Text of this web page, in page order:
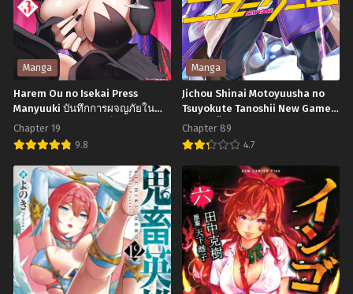
Chapter 106
มีนาคม 15, 2025
Chapter 105
มีนาคม 15, 2025
Chapter 104
มีนาคม 15, 2025
Chapter 103
มีนาคม 15, 2025
Chapter 102
มีนาคม 15, 2025
Chapter 101
มีนาคม 15, 2025
มีนาคม 15, 2025 มีนาคม 15, 2025
Chapter 98
มีนาคม 15, 2025
Chapter 97
มีนาคม 15, 2025
Chapter 96
มีนาคม 15, 2025
Chapter 95
มีนาคม 15, 2025
Manga
Harem Ou no Isekai Press
Manyuuki บันทึกการผจญภัยใน
ต่างโลกของราชาฮาเร็มยอดนัก
ตอก
Chapter 19
9.8
Harem
Ou
no
Isekai
Press
Manyuuki
Manga
Jichou Shinai Motoyuusha no
Tsuyokute Tanoshii New Game
ไม่อดกลั้นอีกต่อไปแล้วโว้ย! อดีตผู้
กล้าสุดแกร่งจะขอสนุกไปกับการ
เริ่มต้นเกมส์ใหม่
Chapter 89
4.7
Jichou
Shinai
Motoyuusha
no
Tsuyokute
Tanoshii